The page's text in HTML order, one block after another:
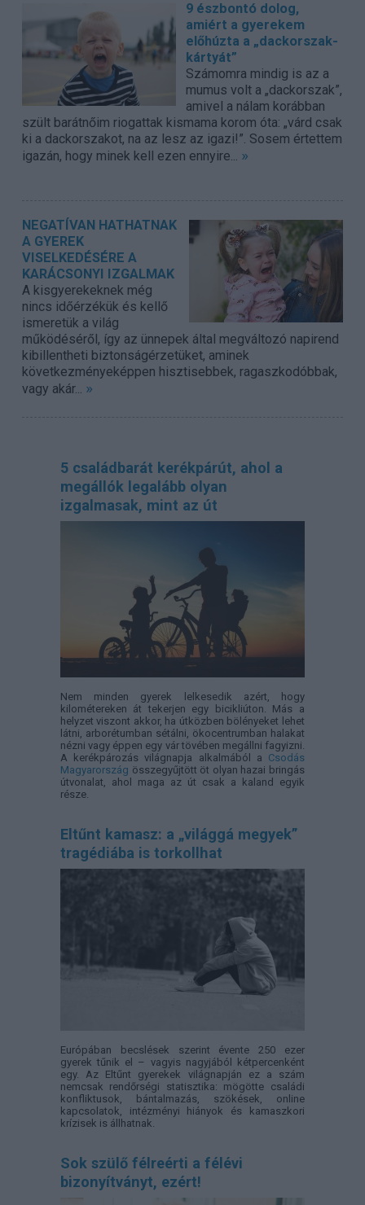
9 észbontó dolog,
amiért a gyerekem
előhúzta a „dackorszak-
kártyát”
Számomra mindig is az a
mumus volt a „dackorszak”,
amivel a nálam korábban
szült barátnőim riogattak kismama korom óta: „várd csak
ki a dackorszakot, na az lesz az igazi!”. Sosem értettem
igazán, hogy minek kell ezen ennyire... »
NEGATÍVAN HATHATNAK
A GYEREK
VISELKEDÉSÉRE A
KARÁCSONYI IZGALMAK
A kisgyerekeknek még
nincs időérzékük és kellő
ismeretük a világ
működéséről, így az ünnepek által megváltozó napirend
kibillentheti biztonságérzetüket, aminek
következményeképpen hisztisebbek, ragaszkodóbbak,
vagy akár... »
5 családbarát kerékpárút, ahol a
megállók legalább olyan
izgalmasak, mint az út
Nem minden gyerek lelkesedik azért, hogy
kilométereken át tekerjen egy bicikliúton. Más a
helyzet viszont akkor, ha útközben bölényeket lehet
látni, arborétumban sétálni, ökocentrumban halakat
nézni vagy éppen egy vár tövében megállni fagyizni.
A kerékpározás világnapja alkalmából a Csodás
Magyarország összegyűjtött öt olyan hazai bringás
útvonalat, ahol maga az út csak a kaland egyik
része.
Eltűnt kamasz: a „világgá megyek”
tragédiába is torkollhat
Európában becslések szerint évente 250 ezer
gyerek tűnik el – vagyis nagyjából kétpercenként
egy. Az Eltűnt gyerekek világnapján ez a szám
nemcsak rendőrségi statisztika: mögötte családi
konfliktusok, bántalmazás, szökések, online
kapcsolatok, intézményi hiányok és kamaszkori
krízisek is állhatnak.
Sok szülő félreérti a félévi
bizonyítványt, ezért!